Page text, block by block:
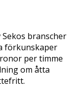
branscher
förkunskaper
per timme
om åtta